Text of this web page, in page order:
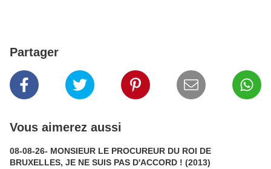
Partager
Vous aimerez aussi
08-08-26- MONSIEUR LE PROCUREUR DU ROI DE
BRUXELLES, JE NE SUIS PAS D'ACCORD ! (2013)